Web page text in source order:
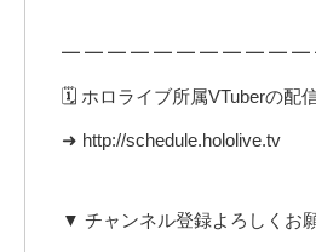
━ ━ ━ ━ ━ ━ ━ ━ ━ ━ ━
🗓️ ホロライブ所属VTuberの配
➜ http://schedule.hololive.tv
▼ チャンネル登録よろしくお